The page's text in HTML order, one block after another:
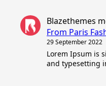
Blazethemes
From Paris
29 September 2022
Lorem Ipsum is
and typesetting